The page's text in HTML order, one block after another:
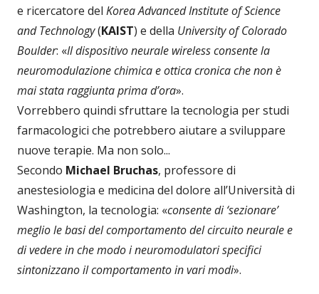
e ricercatore del Korea Advanced Institute of Science
and Technology(KAIST) e della University of Colorado
Boulder: «Il dispositivo neurale wireless consente la
neuromodulazione chimica e ottica cronica che non è
mai stata raggiunta prima d’ora».
Vorrebbero quindi sfruttare la tecnologia per studi
farmacologici che potrebbero aiutare a sviluppare
nuove terapie. Ma non solo...
Secondo Michael Bruchas, professore di
anestesiologia e medicina del dolore all’Università di
Washington, la tecnologia: «consente di ‘sezionare’
meglio le basi del comportamento del circuito neurale e
di vedere in che modo i neuromodulatori specifici
sintonizzano il comportamento in vari modi».